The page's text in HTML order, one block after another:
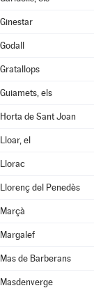
Ginestar
Godall
Gratallops
Guiamets, els
Horta de Sant Joan
Lloar, el
Llorac
Llorenç del Penedès
Marçà
Margalef
Mas de Barberans
Masdenverge